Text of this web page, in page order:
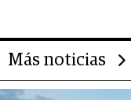
Más noticias